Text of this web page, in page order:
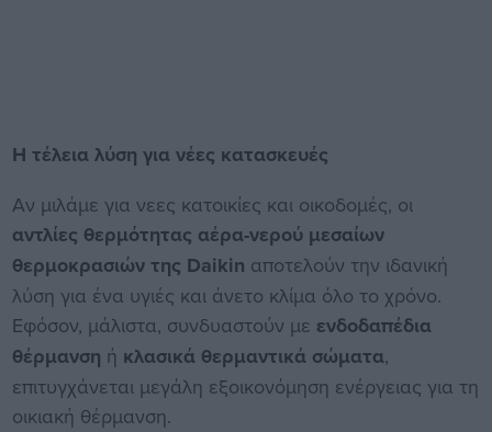
Η τέλεια λύση για νέες κατασκευές
Αν μιλάμε για νεες κατοικίες και οικοδομές, οι
αντλίες θερμότητας αέρα-νερού μεσαίων
θερμοκρασιών της Daikin αποτελούν την ιδανική
λύση για ένα υγιές και άνετο κλίμα όλο το χρόνο.
Εφόσον, μάλιστα, συνδυαστούν με ενδοδαπέδια
θέρμανση ή κλασικά θερμαντικά σώματα,
επιτυγχάνεται μεγάλη εξοικονόμηση ενέργειας για τη
οικιακή θέρμανση.